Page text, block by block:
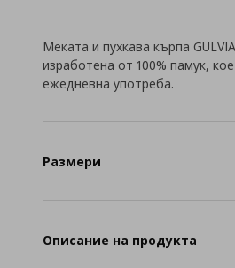
Меката и пухкава кърпа
изработена от 100% памук,
ежедневна употреба.
Размери
Описание на продукта